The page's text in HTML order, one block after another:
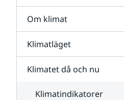
Om klimat
Klimatläget
Klimatet då och nu
Klimatindikatorer